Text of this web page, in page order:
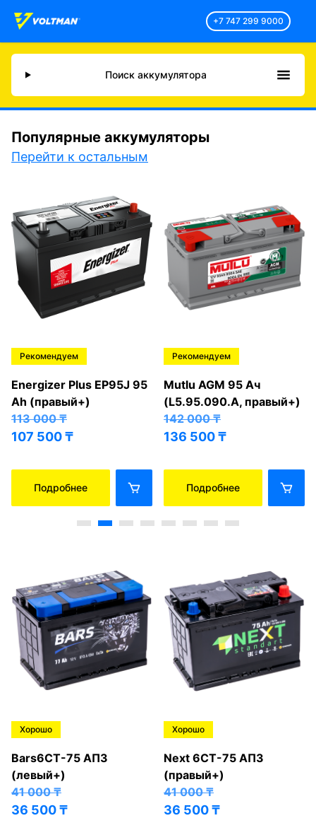
+7 747 299 9000
Поиск аккумулятора
Популярные аккумуляторы
Перейти к остальным
Рекомендуем
Energizer Plus EP95J 95
Ah (правый+)
113 000₸
107 500₸
Подробнее
Рекомендуем
Mutlu AGM 95 Ач
(L5.95.090.A, правый+)
142 000₸
136 500₸
Подробнее
Хорошо
Bars6СТ-75 АПЗ
(левый+)
41 000₸
36 500₸
Хорошо
Next 6СТ-75 АПЗ
(правый+)
41 000₸
36 500₸